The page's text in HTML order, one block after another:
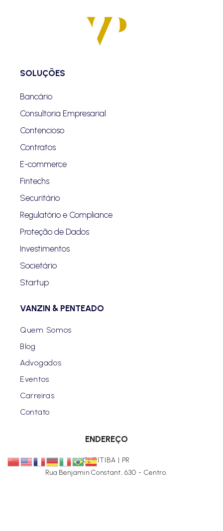
ENDEREÇO
CURITIBA | PR
Rua Benjamin Constant, 630 - Centro.
SOLUÇÕES
Bancário
Consultoria Empresarial
Contencioso
Contratos
E-commerce
Fintechs
Securitário
Regulatório e Compliance
Proteção de Dados
Investimentos
Societário
Startup
VANZIN & PENTEADO
Quem Somos
Blog
Advogados
Eventos
Carreiras
Contato